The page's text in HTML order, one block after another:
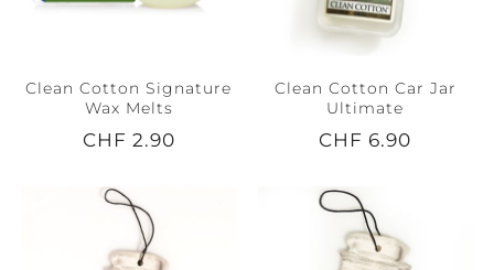
Clean Cotton Signature
Wax Melts
CHF 2.90
Clean Cotton Car Jar
Ultimate
CHF 6.90